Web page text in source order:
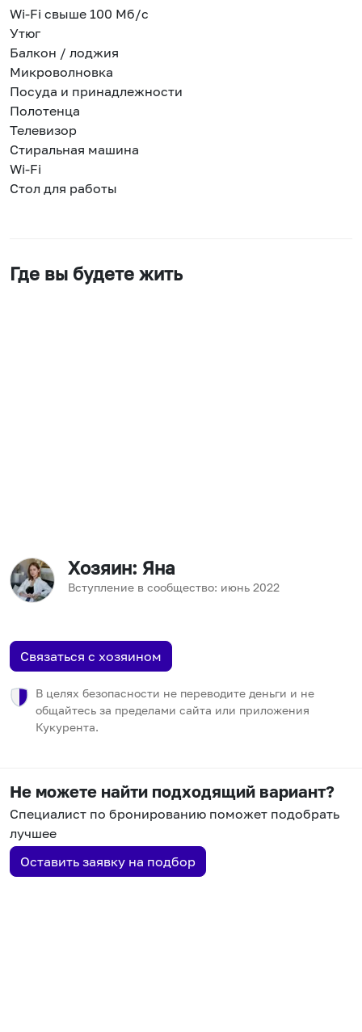
Wi-Fi свыше 100 Мб/с
Утюг
Балкон / лоджия
Микроволновка
Посуда и принадлежности
Полотенца
Телевизор
Стиральная машина
Wi-Fi
Стол для работы
Где вы будете жить
Хозяин: Яна
Вступление в сообщество: июнь 2022
Связаться с хозяином
В целях безопасности не переводите деньги и не
общайтесь за пределами сайта или приложения
Кукурента.
Не можете найти подходящий вариант?
Специалист по бронированию поможет подобрать
лучшее
Оставить заявку на подбор